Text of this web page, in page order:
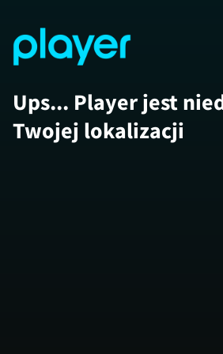
Ups... Player jest
Twojej lokalizacji